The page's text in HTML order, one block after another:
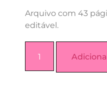
Arquivo com 43
editável.